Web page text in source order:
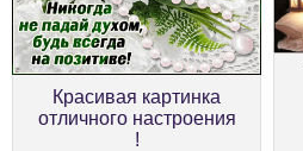
Красивая картинка
отличного настроения
!